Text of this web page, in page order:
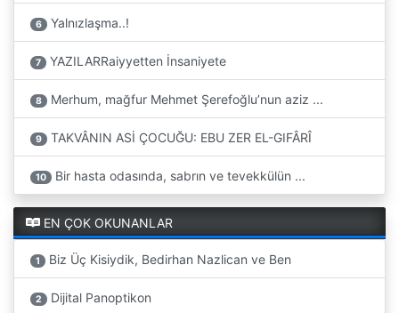
6 Yalnızlaşma..!
7 YAZILARRaiyyetten İnsaniyete
8 Merhum, mağfur Mehmet Şerefoğlu’nun aziz ...
9 TAKVÂNIN ASİ ÇOCUĞU: EBU ZER EL-GIFÂRÎ
10 Bir hasta odasında, sabrın ve tevekkülün ...
EN ÇOK OKUNANLAR
1 Biz Üç Kisiydik, Bedirhan Nazlican ve Ben
2 Dijital Panoptikon